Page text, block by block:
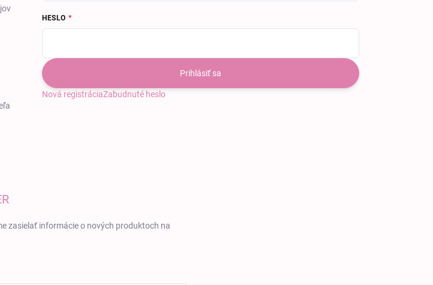
HESLO
Prihlásiť sa
Nová registráciaZabudnuté heslo
zasielať informácie o nových produktoch na